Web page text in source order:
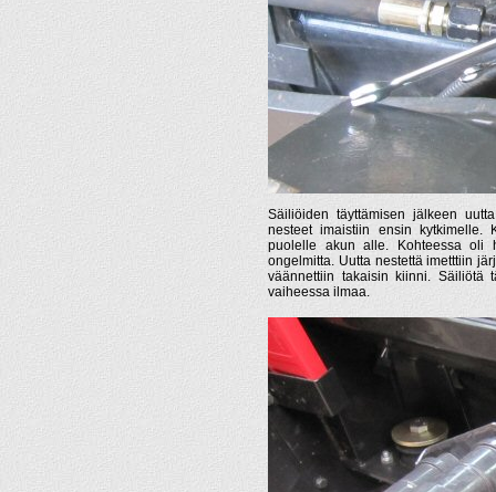
Säiliöiden täyttämisen jälkeen
nesteet imaistiin ensin kytkimelle.
puolelle akun alle. Kohteessa oli
ongelmitta. Uutta nestettä imetttiin
väännettiin takaisin kiinni. Säiliötä
vaiheessa ilmaa.